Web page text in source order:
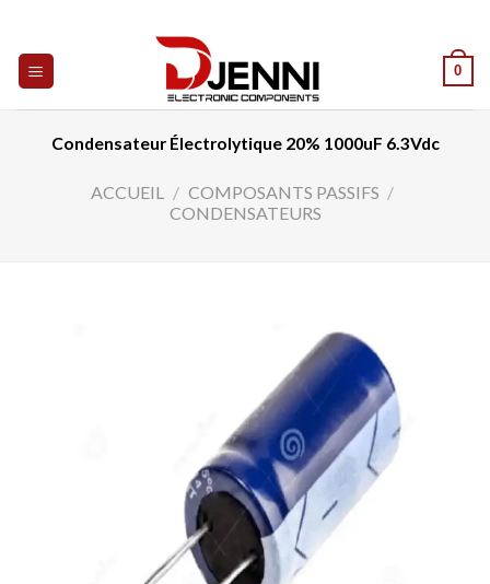
content
0
Condensateur Électrolytique 20% 1000uF 6.3Vdc
ACCUEIL / COMPOSANTS PASSIFS /
CONDENSATEURS